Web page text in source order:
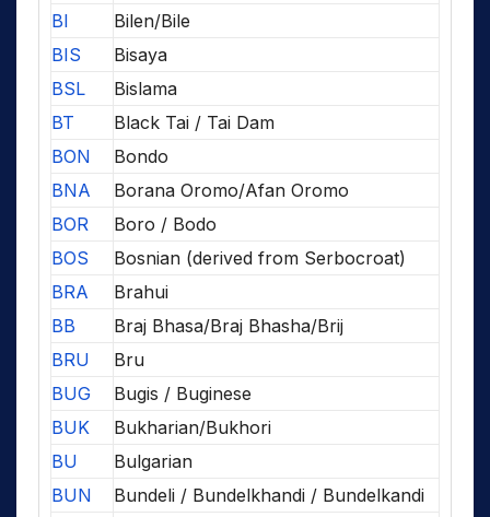
BI
Bilen/Bile
BIS
Bisaya
BSL
Bislama
BT
Black Tai / Tai Dam
BON
Bondo
BNA
Borana Oromo/Afan Oromo
BOR
Boro / Bodo
BOS
Bosnian (derived from Serbocroat)
BRA
Brahui
BB
Braj Bhasa/Braj Bhasha/Brij
BRU
Bru
BUG
Bugis / Buginese
BUK
Bukharian/Bukhori
BU
Bulgarian
BUN
Bundeli / Bundelkhandi / Bundelkandi